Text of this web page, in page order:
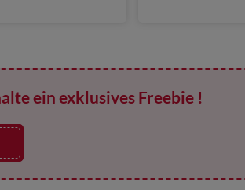
ein exklusives Freebie !